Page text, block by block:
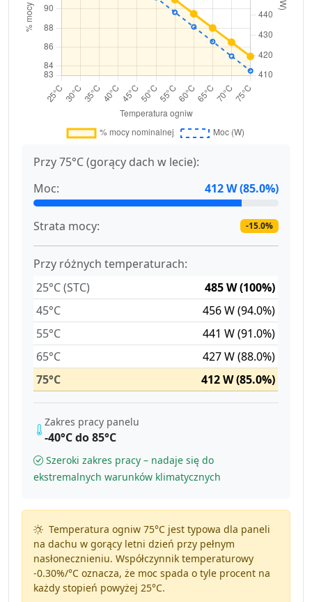
Przy 75°C (gorący dach w lecie):
Moc:
412 W (85.0%)
Strata mocy: -15.0%
Przy różnych temperaturach:
25°C (STC)
485 W (100%)
45°C
456 W (94.0%)
55°C
441 W (91.0%)
65°C
427 W (88.0%)
75°C
412 W (85.0%)
Zakres pracy panelu
-40°C do 85°C
Szeroki zakres pracy – nadaje się do
ekstremalnych warunków klimatycznych
Temperatura ogniw 75°C jest typowa dla paneli
na dachu w gorący letni dzień przy pełnym
nasłonecznieniu. Współczynnik temperaturowy
-0.30%/°Coznacza, że moc spada o tyle procent na
każdy stopień powyżej 25°C.